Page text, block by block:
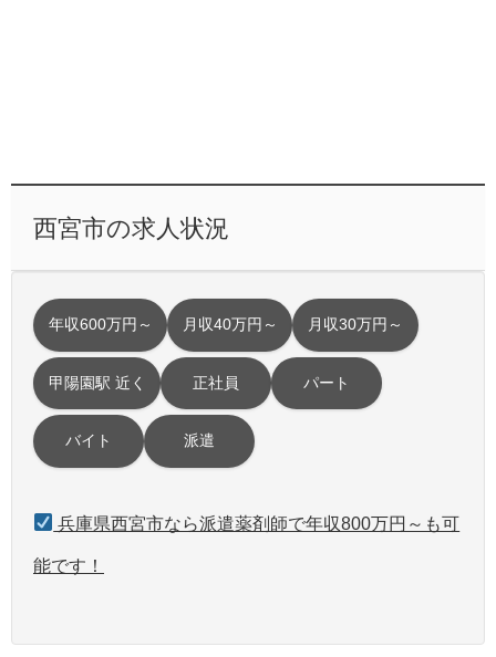
西宮市の求人状況
年収600万円～ 月収40万円～ 月収30万円～
甲陽園駅 近く 正社員 パート
バイト 派遣
兵庫県西宮市なら派遣薬剤師で年収800万円～も可
能です！